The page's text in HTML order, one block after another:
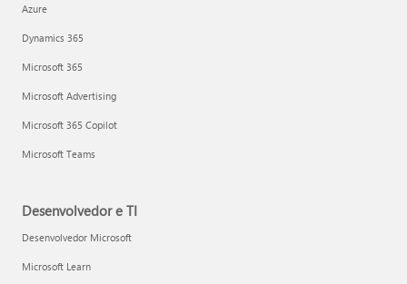
Azure
Dynamics 365
Microsoft 365
Microsoft Advertising
Microsoft 365 Copilot
Microsoft Teams
Desenvolvedor e TI
Desenvolvedor Microsoft
Microsoft Learn